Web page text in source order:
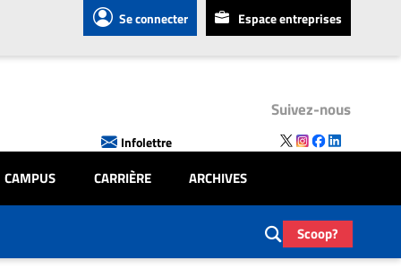
Se connecter Espace entreprises
Infolettre
Suivez-nous
CAMPUS CARRIÈRE ARCHIVES
Scoop?